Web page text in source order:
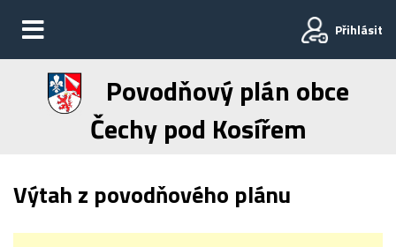
Přihlásit
Povodňový plán obce
Čechy pod Kosířem
Výtah z povodňového plánu